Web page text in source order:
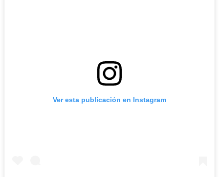
Ver esta publicación en Instagram